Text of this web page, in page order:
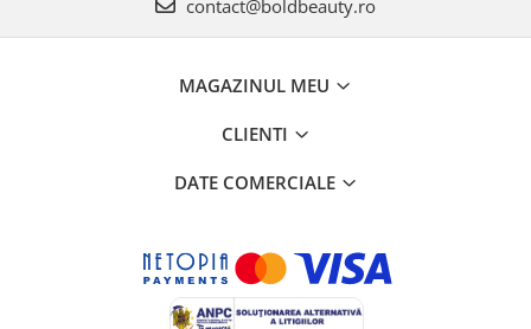
contact@boldbeauty.ro
MAGAZINUL MEU
CLIENTI
DATE COMERCIALE